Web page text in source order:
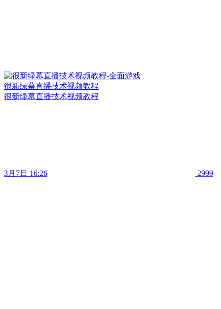
很新绿幕直播技术视频教程
很新绿幕直播技术视频教程
3月7日 16:26 2999